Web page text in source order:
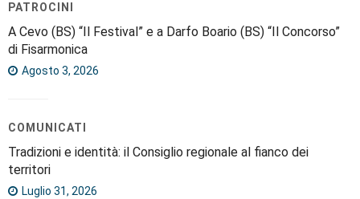
PATROCINI
A Cevo (BS) “Il Festival” e a Darfo Boario (BS) “Il Concorso”
di Fisarmonica
Agosto 3, 2026
COMUNICATI
Tradizioni e identità: il Consiglio regionale al fianco dei
territori
Luglio 31, 2026